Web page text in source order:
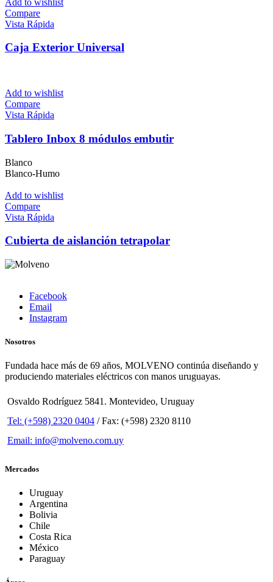
Compare
Vista Rápida
Caja Exterior Universal
Add to wishlist
Compare
Vista Rápida
Tablero Inbox 8 módulos embutir
Blanco
Blanco-Humo
Add to wishlist
Compare
Vista Rápida
Cubierta de aislanción tetrapolar
Facebook
Email
Instagram
Nosotros
Fundada hace más de 69 años, MOLVENO continúa diseñando y
produciendo materiales eléctricos con manos uruguayas.
Osvaldo Rodríguez 5841. Montevideo, Uruguay
Tel: (+598) 2320 0404 / Fax: (+598) 2320 8110
Email: info@molveno.com.uy
Mercados
Uruguay
Argentina
Bolivia
Chile
Costa Rica
México
Paraguay